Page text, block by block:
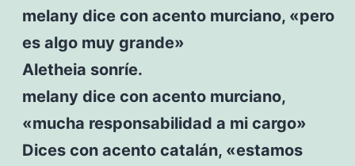
melany dice con acento murciano, «pero
es algo muy grande»
Aletheia sonríe.
melany dice con acento murciano,
«mucha responsabilidad a mi cargo»
Dices con acento catalán, «estamos